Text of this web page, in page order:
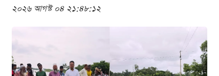
২০২৬ আগস্ট ০৪ ২১:৪৮:১২